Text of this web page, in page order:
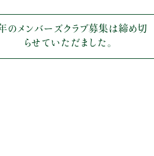
のメンバーズクラブ募集は締め切
らせていただました。